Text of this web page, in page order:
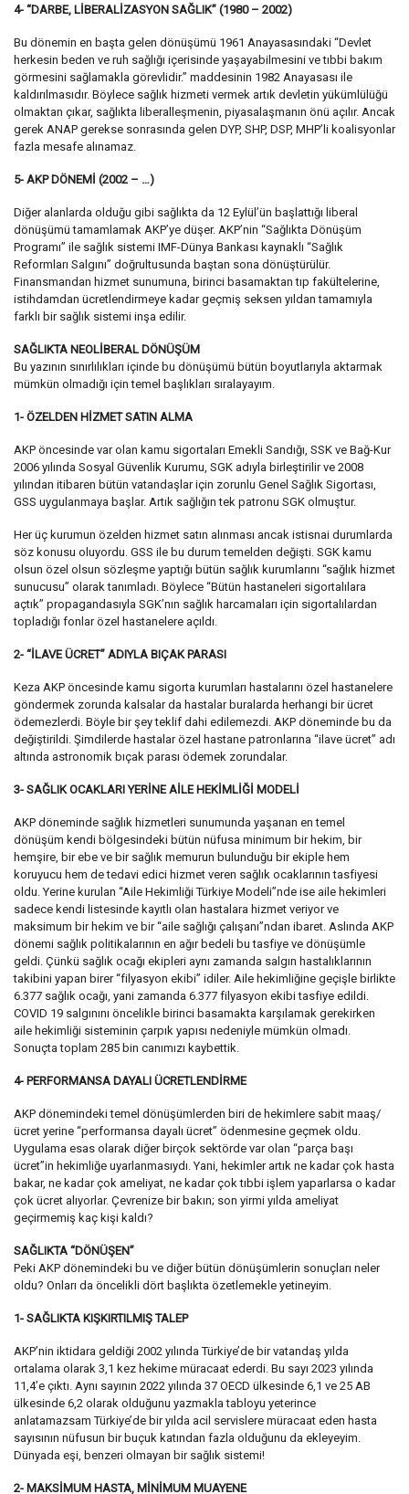
4- “DARBE, LİBERALİZASYON SAĞLIK” (1980 – 2002)
Bu dönemin en başta gelen dönüşümü 1961 Anayasasındaki “Devlet
herkesin beden ve ruh sağlığı içerisinde yaşayabilmesini ve tıbbi bakım
görmesini sağlamakla görevlidir.” maddesinin 1982 Anayasası ile
kaldırılmasıdır. Böylece sağlık hizmeti vermek artık devletin yükümlülüğü
olmaktan çıkar, sağlıkta liberalleşmenin, piyasalaşmanın önü açılır. Ancak
gerek ANAP gerekse sonrasında gelen DYP, SHP, DSP, MHP’li koalisyonlar
fazla mesafe alınamaz.
5- AKP DÖNEMİ (2002 – …)
Diğer alanlarda olduğu gibi sağlıkta da 12 Eylül’ün başlattığı liberal
dönüşümü tamamlamak AKP’ye düşer. AKP’nin “Sağlıkta Dönüşüm
Programı” ile sağlık sistemi IMF-Dünya Bankası kaynaklı “Sağlık
Reformları Salgını” doğrultusunda baştan sona dönüştürülür.
Finansmandan hizmet sunumuna, birinci basamaktan tıp fakültelerine,
istihdamdan ücretlendirmeye kadar geçmiş seksen yıldan tamamıyla
farklı bir sağlık sistemi inşa edilir.
SAĞLIKTA NEOLİBERAL DÖNÜŞÜM
Bu yazının sınırlılıkları içinde bu dönüşümü bütün boyutlarıyla aktarmak
mümkün olmadığı için temel başlıkları sıralayayım.
1- ÖZELDEN HİZMET SATIN ALMA
AKP öncesinde var olan kamu sigortaları Emekli Sandığı, SSK ve Bağ-Kur
2006 yılında Sosyal Güvenlik Kurumu, SGK adıyla birleştirilir ve 2008
yılından itibaren bütün vatandaşlar için zorunlu Genel Sağlık Sigortası,
GSS uygulanmaya başlar. Artık sağlığın tek patronu SGK olmuştur.
Her üç kurumun özelden hizmet satın alınması ancak istisnai durumlarda
söz konusu oluyordu. GSS ile bu durum temelden değişti. SGK kamu
olsun özel olsun sözleşme yaptığı bütün sağlık kurumlarını “sağlık hizmet
sunucusu” olarak tanımladı. Böylece “Bütün hastaneleri sigortalılara
açtık” propagandasıyla SGK’nın sağlık harcamaları için sigortalılardan
topladığı fonlar özel hastanelere açıldı.
2- “İLAVE ÜCRET” ADIYLA BIÇAK PARASI
Keza AKP öncesinde kamu sigorta kurumları hastalarını özel hastanelere
göndermek zorunda kalsalar da hastalar buralarda herhangi bir ücret
ödemezlerdi. Böyle bir şey teklif dahi edilemezdi. AKP döneminde bu da
değiştirildi. Şimdilerde hastalar özel hastane patronlarına “ilave ücret” adı
altında astronomik bıçak parası ödemek zorundalar.
3- SAĞLIK OCAKLARI YERİNE AİLE HEKİMLİĞİ MODELİ
AKP döneminde sağlık hizmetleri sunumunda yaşanan en temel
dönüşüm kendi bölgesindeki bütün nüfusa minimum bir hekim, bir
hemşire, bir ebe ve bir sağlık memurun bulunduğu bir ekiple hem
koruyucu hem de tedavi edici hizmet veren sağlık ocaklarının tasfiyesi
oldu. Yerine kurulan “Aile Hekimliği Türkiye Modeli”nde ise aile hekimleri
sadece kendi listesinde kayıtlı olan hastalara hizmet veriyor ve
maksimum bir hekim ve bir “aile sağlığı çalışanı”ndan ibaret. Aslında AKP
dönemi sağlık politikalarının en ağır bedeli bu tasfiye ve dönüşümle
geldi. Çünkü sağlık ocağı ekipleri aynı zamanda salgın hastalıklarının
takibini yapan birer “filyasyon ekibi” idiler. Aile hekimliğine geçişle birlikte
6.377 sağlık ocağı, yani zamanda 6.377 filyasyon ekibi tasfiye edildi.
COVID 19 salgınını öncelikle birinci basamakta karşılamak gerekirken
aile hekimliği sisteminin çarpık yapısı nedeniyle mümkün olmadı.
Sonuçta toplam 285 bin canımızı kaybettik.
4- PERFORMANSA DAYALI ÜCRETLENDİRME
AKP dönemindeki temel dönüşümlerden biri de hekimlere sabit maaş/
ücret yerine “performansa dayalı ücret” ödenmesine geçmek oldu.
Uygulama esas olarak diğer birçok sektörde var olan “parça başı
ücret”in hekimliğe uyarlanmasıydı. Yani, hekimler artık ne kadar çok hasta
bakar, ne kadar çok ameliyat, ne kadar çok tıbbi işlem yaparlarsa o kadar
çok ücret alıyorlar. Çevrenize bir bakın; son yirmi yılda ameliyat
geçirmemiş kaç kişi kaldı?
SAĞLIKTA “DÖNÜŞEN”
Peki AKP dönemindeki bu ve diğer bütün dönüşümlerin sonuçları neler
oldu? Onları da öncelikli dört başlıkta özetlemekle yetineyim.
1- SAĞLIKTA KIŞKIRTILMIŞ TALEP
AKP’nin iktidara geldiği 2002 yılında Türkiye’de bir vatandaş yılda
ortalama olarak 3,1 kez hekime müracaat ederdi. Bu sayı 2023 yılında
11,4’e çıktı. Aynı sayının 2022 yılında 37 OECD ülkesinde 6,1 ve 25 AB
ülkesinde 6,2 olarak olduğunu yazmakla tabloyu yeterince
anlatamazsam Türkiye’de bir yılda acil servislere müracaat eden hasta
sayısının nüfusun bir buçuk katından fazla olduğunu da ekleyeyim.
Dünyada eşi, benzeri olmayan bir sağlık sistemi!
2- MAKSİMUM HASTA, MİNİMUM MUAYENE